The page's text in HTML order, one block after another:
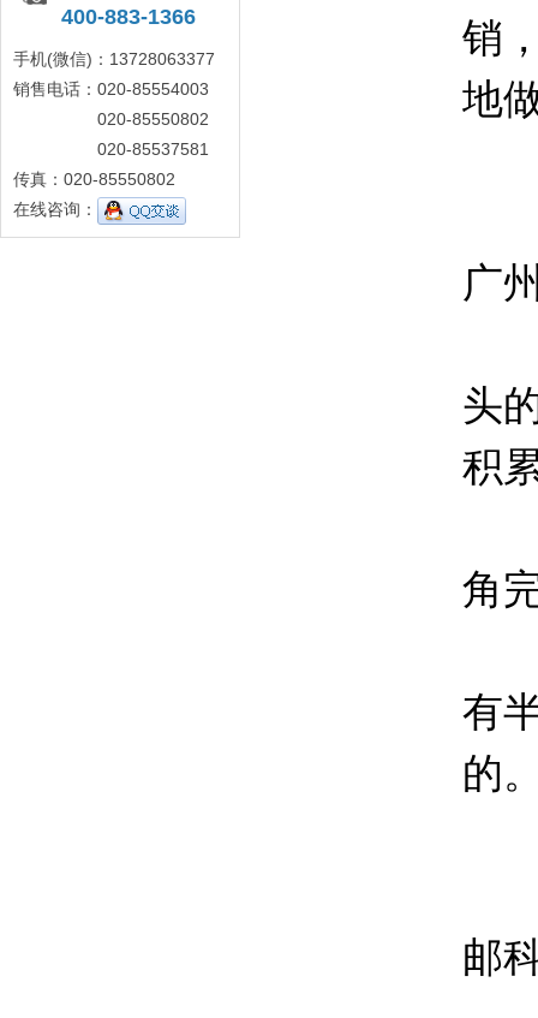
400-883-1366
手机(微信)：13728063377
销售电话：020-85554003
020-85550802
020-85537581
传真：020-85550802
在线咨询：
销
地
广
头
积
角
有
的
邮